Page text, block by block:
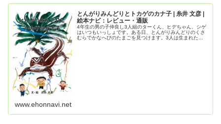
とんがりみんどりとトカゲのカナ子 | 糸井 文彦 |
絵本ナビ：レビュー・通販
4年生の男の子仲良し3人組のターくん、ヒデちゃん、シゲ
はいつもいっしょです。ある日、とんがりみんどりのくさ
むらでかなへびのたまごを見つけます。3人は生まれたか
www.ehonnavi.net